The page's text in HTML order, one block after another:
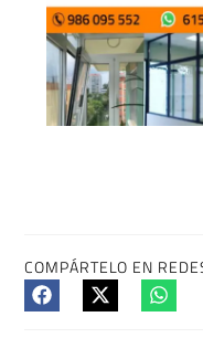
COMPÁRTELO EN